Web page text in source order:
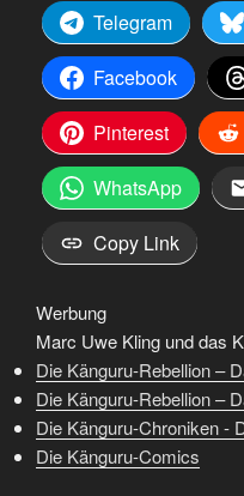
Telegram
Facebook
Pinterest
WhatsApp
Copy Link
Werbung
Marc Uwe Kling und das
Die Känguru-Rebellion –
Die Känguru-Rebellion –
Die Känguru-Chroniken -
Die Känguru-Comics